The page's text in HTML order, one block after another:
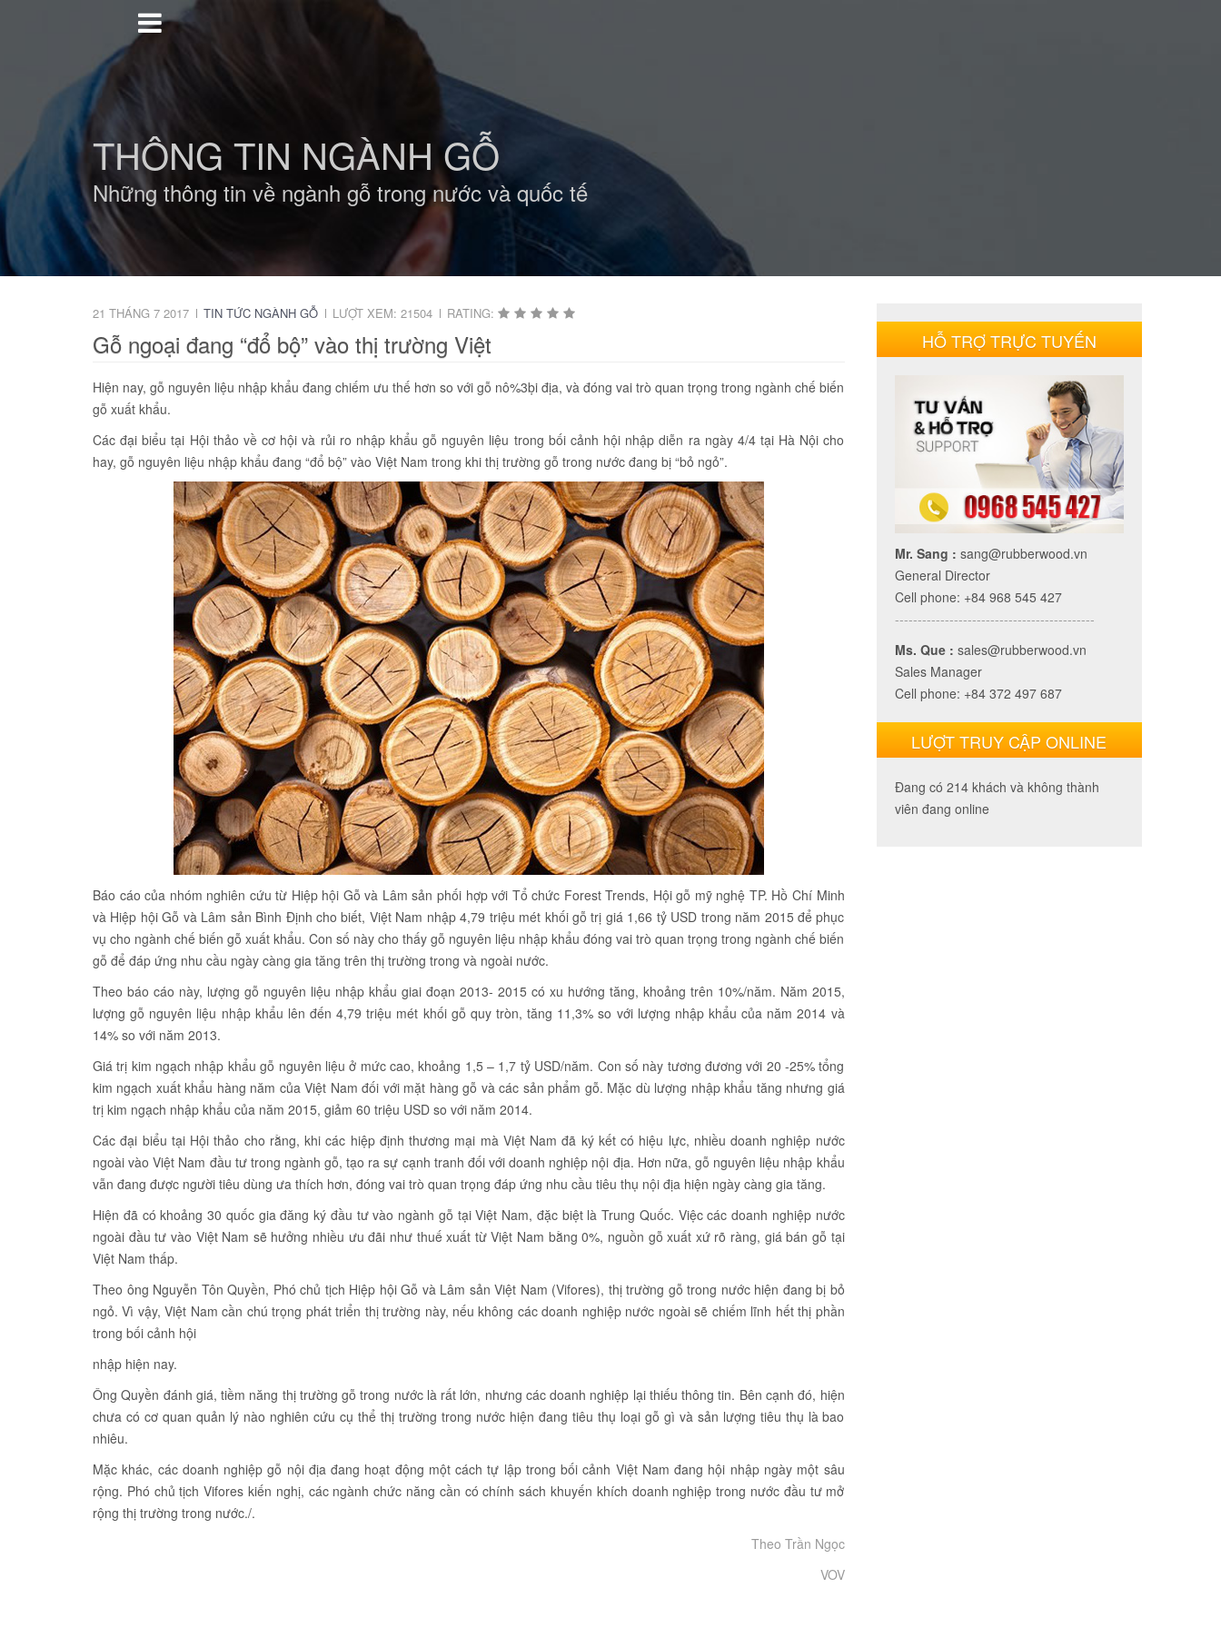
THÔNG TIN NGÀNH GỖ
Những thông tin về ngành gỗ trong nước và quốc tế
21 THÁNG 7 2017 TIN TỨC NGÀNH GỖ LƯỢT XEM: 21504 RATING:
Gỗ ngoại đang “đổ bộ” vào thị trường Việt
Hiện nay, gỗ nguyên liệu nhập khẩu đang chiếm ưu thế hơn so với gỗ nô%3ḅi địa, và đóng vai trò quan trọng trong ngành chế biến
gỗ xuất khẩu.
Các đại biểu tại Hội thảo về cơ hội và rủi ro nhập khẩu gỗ nguyên liệu trong bối cảnh hội nhập diễn ra ngày 4/4 tại Hà Nội cho
hay, gỗ nguyên liệu nhập khẩu đang “đổ bộ” vào Việt Nam trong khi thị trường gỗ trong nước đang bị “bỏ ngỏ”.
Báo cáo của nhóm nghiên cứu từ Hiệp hội Gỗ và Lâm sản phối hợp với Tổ chức Forest Trends, Hội gỗ mỹ nghệ TP. Hồ Chí Minh
và Hiệp hội Gỗ và Lâm sản Bình Định cho biết, Việt Nam nhập 4,79 triệu mét khối gỗ trị giá 1,66 tỷ USD trong năm 2015 để phục
vụ cho ngành chế biến gỗ xuất khẩu. Con số này cho thấy gỗ nguyên liệu nhập khẩu đóng vai trò quan trọng trong ngành chế biến
gỗ để đáp ứng nhu cầu ngày càng gia tăng trên thị trường trong và ngoài nước.
Theo báo cáo này, lượng gỗ nguyên liệu nhập khẩu giai đoạn 2013- 2015 có xu hướng tăng, khoảng trên 10%/năm. Năm 2015,
lượng gỗ nguyên liệu nhập khẩu lên đến 4,79 triệu mét khối gỗ quy tròn, tăng 11,3% so với lượng nhập khẩu của năm 2014 và
14% so với năm 2013.
Giá trị kim ngạch nhập khẩu gỗ nguyên liệu ở mức cao, khoảng 1,5 – 1,7 tỷ USD/năm. Con số này tương đương với 20 -25% tổng
kim ngạch xuất khẩu hàng năm của Việt Nam đối với mặt hàng gỗ và các sản phẩm gỗ. Mặc dù lượng nhập khẩu tăng nhưng giá
trị kim ngạch nhập khẩu của năm 2015, giảm 60 triệu USD so với năm 2014.
Các đại biểu tại Hội thảo cho rằng, khi các hiệp định thương mại mà Việt Nam đã ký kết có hiệu lực, nhiều doanh nghiệp nước
ngoài vào Việt Nam đầu tư trong ngành gỗ, tạo ra sự cạnh tranh đối với doanh nghiệp nội địa. Hơn nữa, gỗ nguyên liệu nhập khẩu
vẫn đang được người tiêu dùng ưa thích hơn, đóng vai trò quan trọng đáp ứng nhu cầu tiêu thụ nội địa hiện ngày càng gia tăng.
Hiện đã có khoảng 30 quốc gia đăng ký đầu tư vào ngành gỗ tại Việt Nam, đặc biệt là Trung Quốc. Việc các doanh nghiệp nước
ngoài đầu tư vào Việt Nam sẽ hưởng nhiều ưu đãi như thuế xuất từ Việt Nam bằng 0%, nguồn gỗ xuất xứ rõ ràng, giá bán gỗ tại
Việt Nam thấp.
Theo ông Nguyễn Tôn Quyền, Phó chủ tịch Hiệp hội Gỗ và Lâm sản Việt Nam (Vifores), thị trường gỗ trong nước hiện đang bị bỏ
ngỏ. Vì vậy, Việt Nam cần chú trọng phát triển thị trường này, nếu không các doanh nghiệp nước ngoài sẽ chiếm lĩnh hết thị phần
trong bối cảnh hội
nhập hiện nay.
Ông Quyền đánh giá, tiềm năng thị trường gỗ trong nước là rất lớn, nhưng các doanh nghiệp lại thiếu thông tin. Bên cạnh đó, hiện
chưa có cơ quan quản lý nào nghiên cứu cụ thể thị trường trong nước hiện đang tiêu thụ loại gỗ gì và sản lượng tiêu thụ là bao
nhiêu.
Mặc khác, các doanh nghiệp gỗ nội địa đang hoạt động một cách tự lập trong bối cảnh Việt Nam đang hội nhập ngày một sâu
rộng. Phó chủ tịch Vifores kiến nghị, các ngành chức năng cần có chính sách khuyến khích doanh nghiệp trong nước đầu tư mở
rộng thị trường trong nước./.
Theo Trần Ngọc
VOV
HỖ TRỢ TRỰC TUYẾN
Mr. Sang : sang@rubberwood.vn
General Director
Cell phone: +84 968 545 427
--------------------------------------------
Ms. Que : sales@rubberwood.vn
Sales Manager
Cell phone: +84 372 497 687
LƯỢT TRUY CẬP ONLINE
Đang có 214 khách và không thành
viên đang online